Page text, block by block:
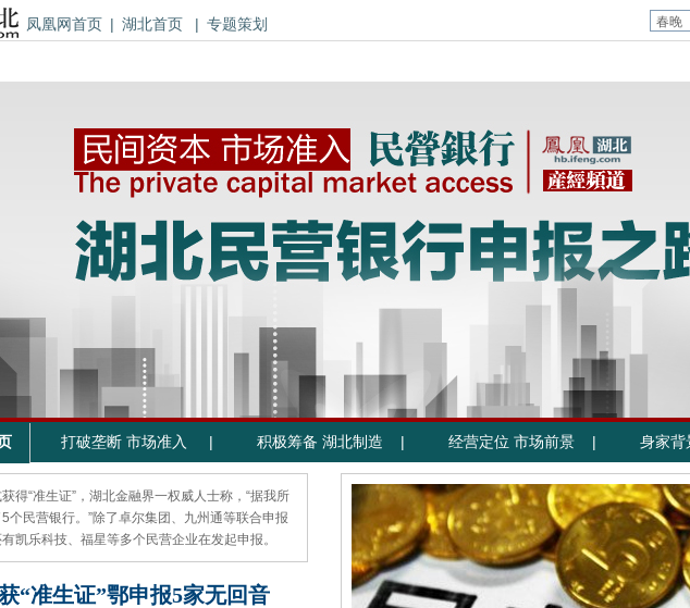
凤凰网首页 | 湖北首页 | 专题策划
打破垄断 市场准入 | 积极筹备 湖北制造 | 经营定位 市场前景 | 身家背
得“准生证”，湖北金融界一权威人士称，“据我所
个民营银行。”除了卓尔集团、九州通等联合申报
凯乐科技、福星等多个民营企业在发起申报。
“准生证”鄂申报5家无回音